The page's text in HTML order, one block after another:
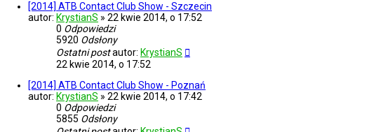
[2014] ATB Contact Club Show - Szczecin
autor: KrystianS » 22 kwie 2014, o 17:52
0 Odpowiedzi
5920 Odsłony
Ostatni postautor: KrystianS
22 kwie 2014, o 17:52
[2014] ATB Contact Club Show - Poznań
autor: KrystianS » 22 kwie 2014, o 17:42
0 Odpowiedzi
5855 Odsłony